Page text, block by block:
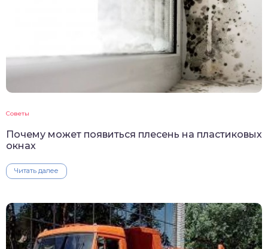
Советы
Почему может появиться плесень на пластиковых
окнах
Читать далее